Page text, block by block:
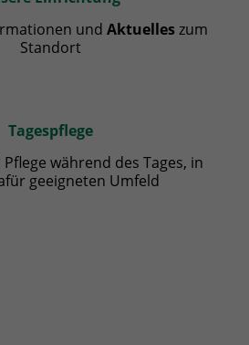
und Aktuelleszum
Standort
Tagespflege
während des Tages, in
geeigneten Umfeld